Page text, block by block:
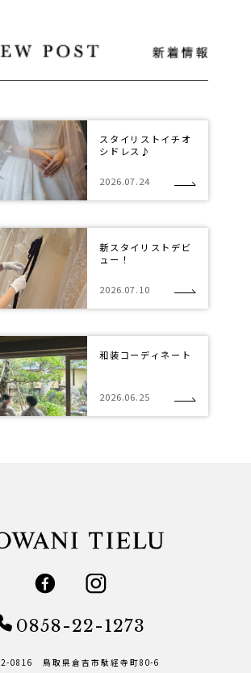
スタイリストイチオ
シドレス♪
2026.07.24
新スタイリストデビ
ュー！
2026.07.10
和装コーディネート
2026.06.25
0858-22-1273
0816 鳥取県倉吉市駄経寺町80-6